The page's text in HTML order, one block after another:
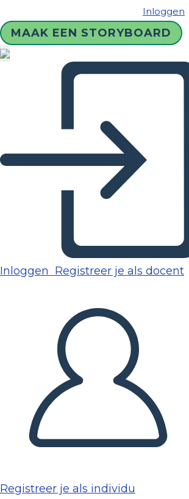
Inloggen
MAAK EEN STORYBOARD
Inloggen Registreer je als docent
Registreer je als individu